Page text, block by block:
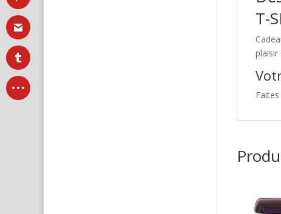
T-
plaisir